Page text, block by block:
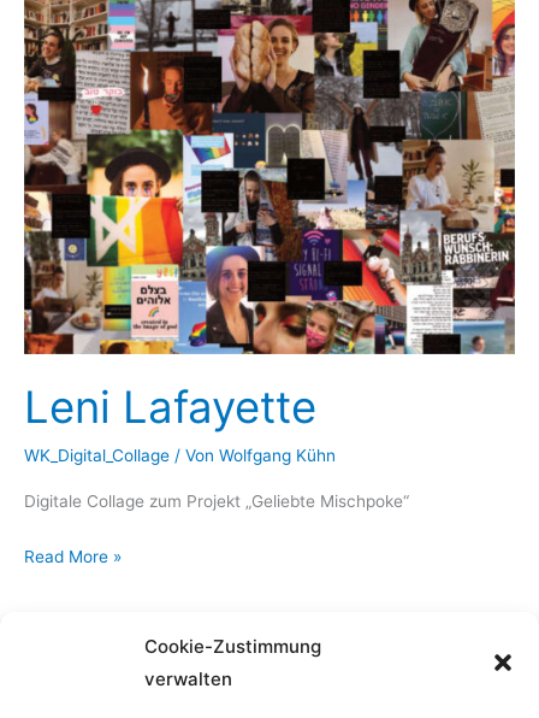
Cookie-Zustimmung
verwalten
Leni Lafayette
WK_Digital_Collage / Von Wolfgang Kühn
Digitale Collage zum Projekt „Geliebte Mischpoke“
Leni
Read More »